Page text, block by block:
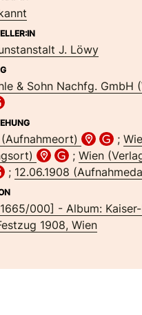
J. Löwy
& Sohn Nachfg. GmbH
(Aufnahmeort) ;
; Wien
; 12.06.1908
000] - Album:
1908, Wien